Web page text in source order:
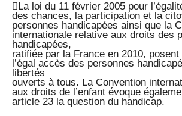
La loi du 11 février 2005 pour
des chances, la participation et la
personnes handicapées ainsi que la
internationale relative aux droits des
handicapées,
ratifiée par la France en 2010,
l’égal accès des personnes
libertés
ouverts à tous. La Convention
aux droits de l’enfant évoque
article 23 la question du handicap.